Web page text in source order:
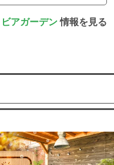
ビアガーデン情報を見る